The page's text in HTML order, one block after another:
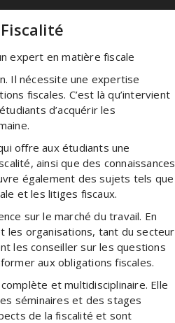
expert en matière fiscale
Il nécessite une expertise
fiscales. C’est là qu’intervient
d’acquérir les
offre aux étudiants une
ainsi que des connaissances
également des sujets tels que
et les litiges fiscaux.
sur le marché du travail. En
les organisations, tant du secteur
les conseiller sur les questions
aux obligations fiscales.
et multidisciplinaire. Elle
séminaires et des stages
de la fiscalité et sont